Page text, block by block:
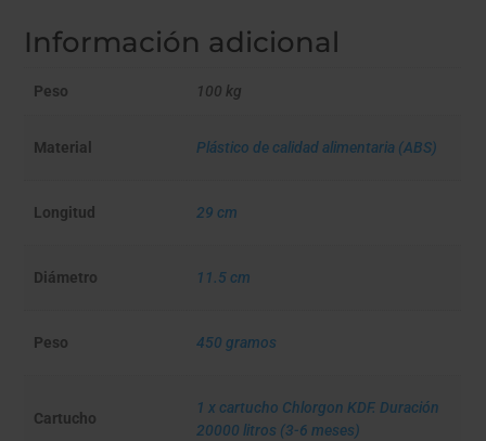
MANO
CHORROS
SERIES
Información adicional
Peso 100 kg
Material Plástico de calidad alimentaria (ABS)
Longitud 29 cm
Diámetro 11.5 cm
Peso 450 gramos
Cartucho
1 x cartucho Chlorgon KDF. Duración
20000 litros (3-6 meses)